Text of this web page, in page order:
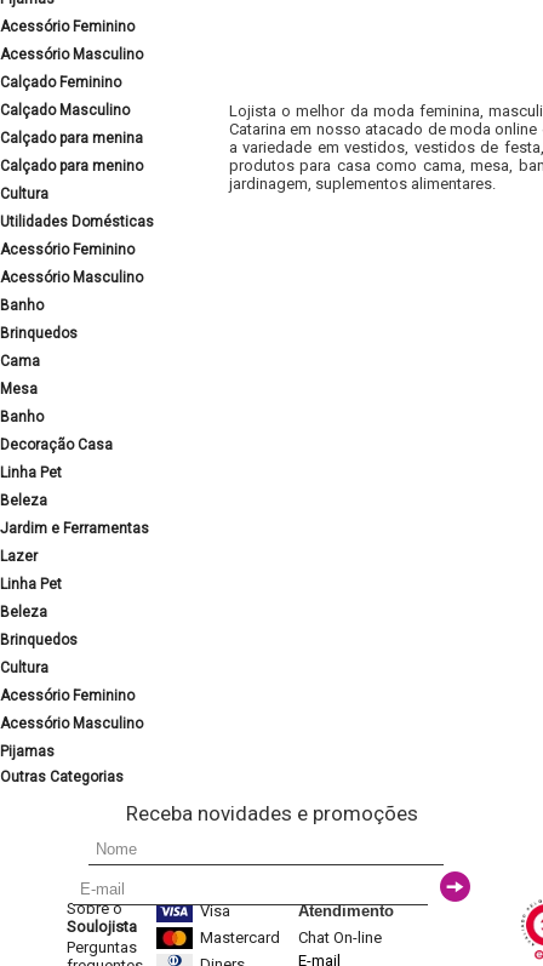
Acessório Feminino
Acessório Masculino
Calçado Feminino
Calçado Masculino
Calçado para menina
Calçado para menino
Cultura
Utilidades Domésticas
Acessório Feminino
Acessório Masculino
Banho
Brinquedos
Cama
Mesa
Banho
Decoração Casa
Linha Pet
Beleza
Jardim e Ferramentas
Lazer
Linha Pet
Beleza
Brinquedos
Cultura
Acessório Feminino
Acessório Masculino
Pijamas
Outras Categorias
Lojista o melhor da moda feminina,
Catarina em nosso atacado de moda
a variedade em vestidos, vestidos de
produtos para casa como cama, mesa,
jardinagem, suplementos alimentares.
Receba novidades e promoções
Sobre o
Soulojista
Perguntas
Visa
Mastercard
Atendimento
Chat On-line
E-mail